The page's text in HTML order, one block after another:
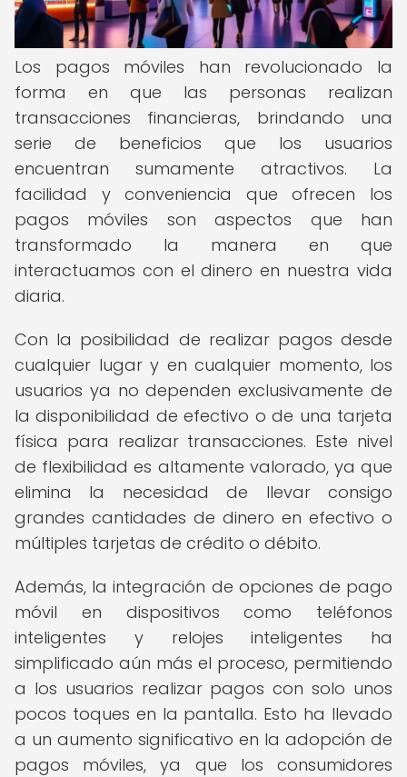
Los pagos móviles han revolucionado la
forma en que las personas realizan
transacciones financieras, brindando una
serie de beneficios que los usuarios
encuentran sumamente atractivos. La
facilidad y conveniencia que ofrecen los
pagos móviles son aspectos que han
transformado la manera en que
interactuamos con el dinero en nuestra vida
diaria.
Con la posibilidad de realizar pagos desde
cualquier lugar y en cualquier momento, los
usuarios ya no dependen exclusivamente de
la disponibilidad de efectivo o de una tarjeta
física para realizar transacciones. Este nivel
de flexibilidad es altamente valorado, ya que
elimina la necesidad de llevar consigo
grandes cantidades de dinero en efectivo o
múltiples tarjetas de crédito o débito.
Además, la integración de opciones de pago
móvil en dispositivos como teléfonos
inteligentes y relojes inteligentes ha
simplificado aún más el proceso, permitiendo
a los usuarios realizar pagos con solo unos
pocos toques en la pantalla. Esto ha llevado
a un aumento significativo en la adopción de
pagos móviles, ya que los consumidores